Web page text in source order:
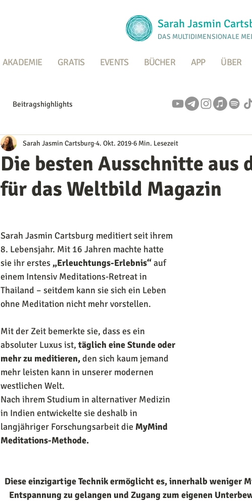
Sarah Jasmin
DAS MULTIDIMENSIONALE
AKADEMIE GRATIS EVENTS BÜCHER APP ÜBER
Beitragshighlights
Die besten Ausschnitte aus
für das Weltbild Magazin
Sarah Jasmin Cartsburg 4. Okt. 2019 6 Min. Lesezeit
Sarah Jasmin Cartsburg meditiert seit ihrem
8. Lebensjahr. Mit 16 Jahren machte hatte
sie ihr erstes „Erleuchtungs-Erlebnis“ auf
einem Intensiv Meditations-Retreat in
Thailand – seitdem kann sie sich ein Leben
ohne Meditation nicht mehr vorstellen.
Mit der Zeit bemerkte sie, dass es ein
absoluter Luxus ist, täglich eine Stunde oder
mehr zu meditieren, den sich kaum jemand
mehr leisten kann in unserer modernen
westlichen Welt.
Nach ihrem Studium in alternativer Medizin
in Indien entwickelte sie deshalb in
langjähriger Forschungsarbeit die MyMind
Meditations-Methode.
Diese einzigartige Technik ermöglicht es, innerhalb weniger
Entspannung zu gelangen und Zugang zum eigenen